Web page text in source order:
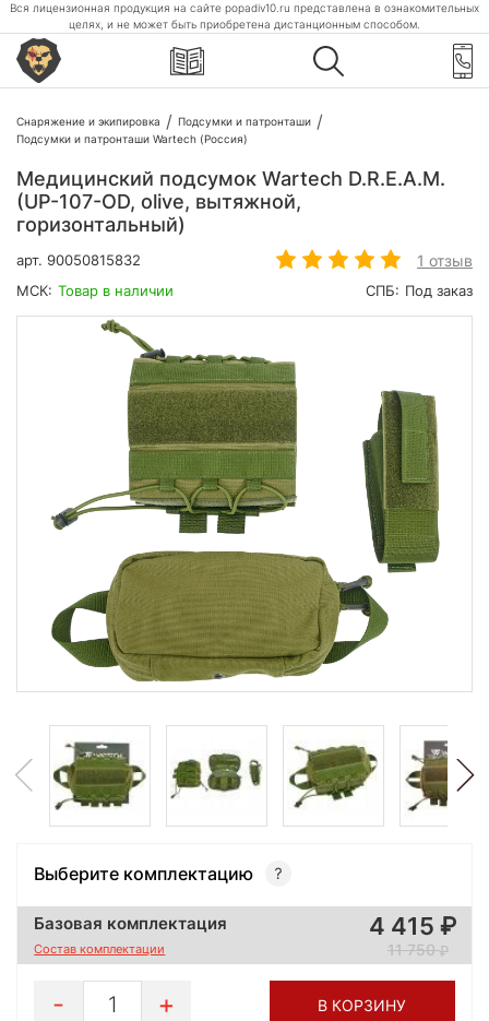
Вся лицензионная продукция на сайте popadiv10.ru представлена в ознакомительных
целях, и не может быть приобретена дистанционным способом.
Снаряжение и экипировка
Подсумки и патронташи
Подсумки и патронташи Wartech (Россия)
Медицинский подсумок Wartech D.R.E.A.M.
(UP-107-OD, olive, вытяжной,
горизонтальный)
арт. 90050815832 1 отзыв
МСК: Товар в наличии СПБ: Под заказ
Выберите комплектацию
Базовая комплектация
Состав комплектации
4 415
11 750
1 В КОРЗИНУ